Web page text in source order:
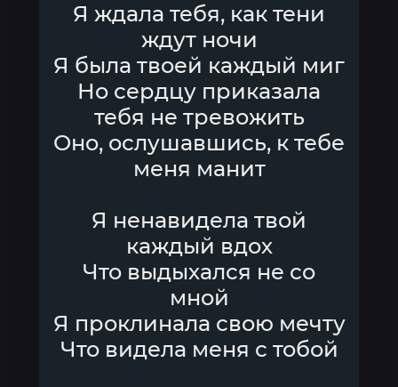
Я ждала тебя, как тени
ждут ночи
Я была твоей каждый миг
Но сердцу приказала
тебя не тревожить
Оно, ослушавшись, к тебе
меня манит
Я ненавидела твой
каждый вдох
Что выдыхался не со
мной
Я проклинала свою мечту
Что видела меня с тобой